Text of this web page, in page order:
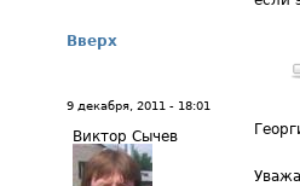
Вверх
9 декабря, 2011 - 18:01
Виктор Сычев